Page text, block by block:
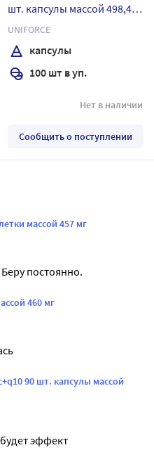
шт. капсулы массой 498,4
мг
UNIFORCE
капсулы
100 шт в уп.
Нет в наличии
Сообщить о поступлении
массой 457 мг
постоянно.
460 мг
90 шт. капсулы массой
эффект